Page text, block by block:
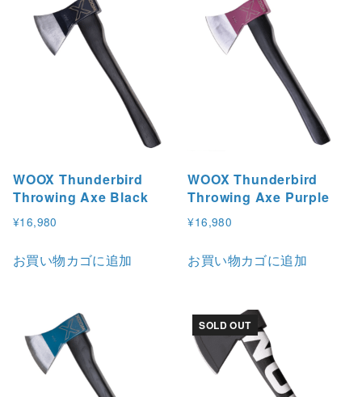
WOOX Thunderbird
Throwing Axe Black
¥16,980
お買い物カゴに追加
WOOX Thunderbird
Throwing Axe Purple
¥16,980
お買い物カゴに追加
SOLD OUT